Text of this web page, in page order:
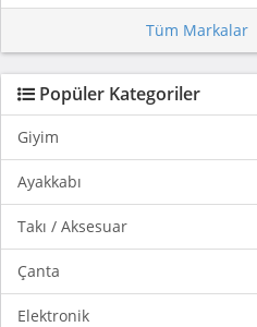
Tüm Markalar
Popüler Kategoriler
Giyim
Ayakkabı
Takı / Aksesuar
Çanta
Elektronik